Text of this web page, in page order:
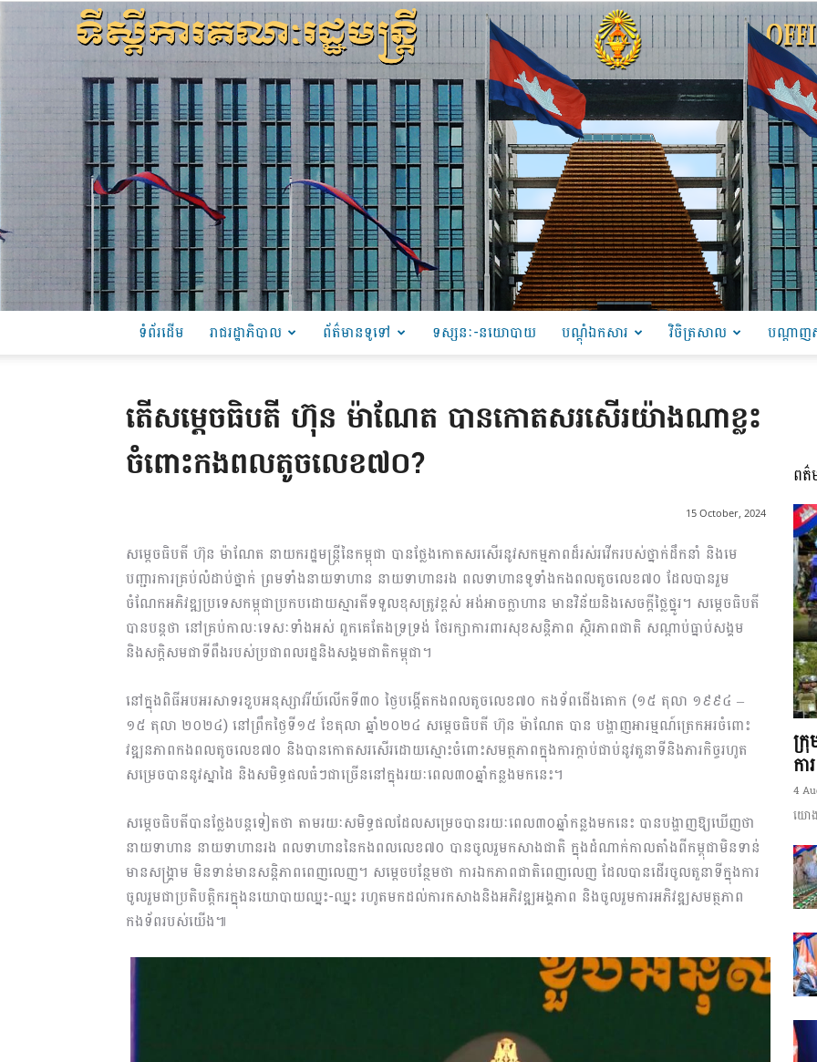
អង្គ
ភាព​
ព័ត៌មាន​
និង
ទំព័រដើម រាជរដ្ឋាភិបាល ព័ត៌មានទូទៅ ទស្សនៈ-នយោបាយ បណ្ដុំឯកសារ វិចិត្រសាល បណ្តាញ
តើសម្ដេចធិបតី ហ៊ុន ម៉ាណែត បានកោតសរសើរយ៉ាងណាខ្លះ
ចំពោះកងពលតូចលេខ៧០?
15 October, 2024
សម្ដេចធិបតី ហ៊ុន ម៉ាណែត នាយករដ្ឋមន្រ្ដីនៃកម្ពុជា បានថ្លែងកោតសរសើរនូវសកម្មភាពដ៏រស់រវើករបស់ថ្នាក់ដឹកនាំ និងមេ
បញ្ជារការគ្រប់លំដាប់ថ្នាក់ ព្រមទាំងនាយទាហាន នាយទាហានរង ពលទាហានទូទាំងកងពលតូចលេខ៧០ ដែលបានរួម
ចំណែកអភិវឌ្ឍប្រទេសកម្ពុជាប្រកបដោយស្មារតីទទួលខុសត្រូវខ្ពស់ អង់អាចក្លាហាន មានវិន័យនិងសេចក្ដីថ្លៃថ្នូរ។ សម្ដេចធិបតី
បានបន្តថា នៅគ្រប់កាលៈទេសៈទាំងអស់ ពួកគេតែងទ្រទ្រង់ ថែរក្សាការពារសុខសន្ដិភាព ស្ថិរភាពជាតិ សណ្ដាប់ធ្នាប់សង្គម
និងសក្តិសមជាទីពឹងរបស់ប្រជាពលរដ្ឋនិងសង្គមជាតិកម្ពុជា។
នៅក្នុងពិធីអបអរសាទរខួបអនុស្សាវរីយ៍លើកទី៣០ ថ្ងៃបង្កើតកងពលតូចលេខ៧០ កងទ័ពជើងគោក (១៥ តុលា ១៩៩៤ –
១៥ តុលា ២០២៤) នៅព្រឹកថ្ងៃទី១៥ ខែតុលា ឆ្នាំ២០២៤ សម្តេចធិបតី ហ៊ុន ម៉ាណែត បាន បង្ហាញអារម្មណ៍ត្រេកអរចំពោះ
វឌ្ឍនភាពកងពលតូចលេខ៧០ និងបានកោតសរសើរដោយស្មោះចំពោះសមត្ថភាពក្នុងការក្ដាប់ជាប់នូវតួនាទីនិងភារកិច្ចរហូត
សម្រេចបាននូវស្នាដៃ និងសមិទ្ធផលធំៗជាច្រើននៅក្នុងរយៈពេល៣០ឆ្នាំកន្លងមកនេះ។
សម្ដេចធិបតីបានថ្លែងបន្តទៀតថា តាមរយៈសមិទ្ធផលដែលសម្រេចបានរយៈពេល៣០ឆ្នាំកន្លងមកនេះ បានបង្ហាញឱ្យឃើញថា
នាយទាហាន នាយទាហានរង ពលទាហាននៃកងពលលេខ៧០ បានចូលរួមកសាងជាតិ ក្នុងដំណាក់កាលតាំងពីកម្ពុជាមិនទាន់
មានសង្រ្គាម មិនទាន់មានសន្ដិភាពពេញលេញ។ សម្ដេចបន្ថែមថា ការឯកភាពជាតិពេញលេញ ដែលបានដើរចូលតួនាទីក្នុងការ
ចូលរួមជាប្រតិបត្ដិករក្នុងនយោបាយឈ្នះ-ឈ្នះ រហូតមកដល់ការកសាងនិងអភិវឌ្ឍអង្គភាព និងចូលរួមការអភិវឌ្ឍសមត្ថភាព
កងទ័ពរបស់យើង៕
ពត៌
ក្
ក
4
យោង